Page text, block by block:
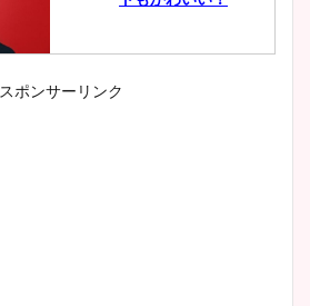
小室瑛莉子のカップ画像まと
スポンサーリンク